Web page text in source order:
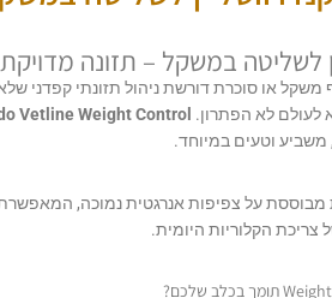
לשליטה במשקל – תזונה
או סוכרת דורשת ניהול תזונתי קפדני
לעולם לא הפתרון. Vetline Weight Control
משביע וטעים במיוחד.
על צפיפות אנרגטית נמוכה,
הקלוריות היומית.